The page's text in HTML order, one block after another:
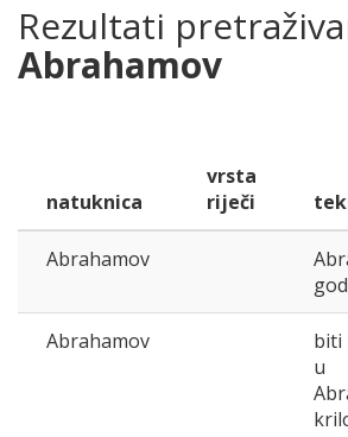
Rezultati
Abrahamov
natuknica
vrsta
riječi
Abrahamov
Abrahamov
biti
u